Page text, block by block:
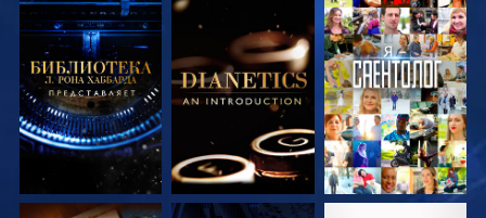
СМОТРЕТЬ
ПЕРЕДАЧИ
СМОТРЕТЬ
ПЕРЕДАЧИ
СМОТРЕТЬ